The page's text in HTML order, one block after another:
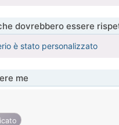
dovrebbero essere
è stato personalizzato
me